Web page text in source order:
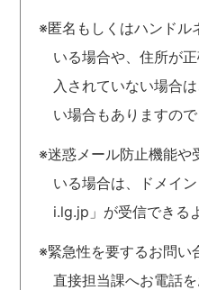
※匿名もしくはハンドル
いる場合や、住所が
入されていない場合
い場合もありますので
※迷惑メール防止機能や
いる場合は、ドメイ
i.lg.jp」が受信できる
※緊急性を要するお問い
直接担当課へお電話を